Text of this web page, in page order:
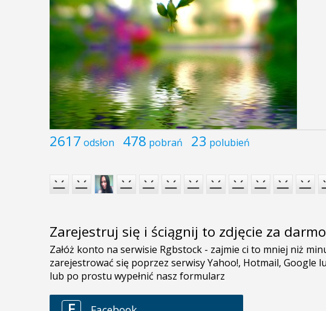
2617 odsłon 478 pobrań 23 polubień
Zarejestruj się i ściągnij to zdjęcie za darmo